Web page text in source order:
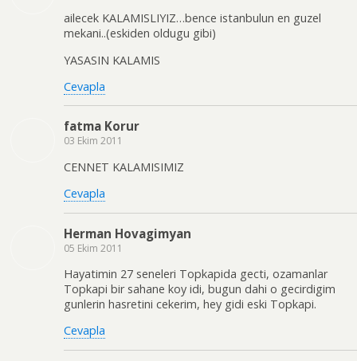
ailecek KALAMISLIYIZ…bence istanbulun en guzel
mekani..(eskiden oldugu gibi)
YASASIN KALAMIS
Cevapla
fatma Korur
03 Ekim 2011
CENNET KALAMISIMIZ
Cevapla
Herman Hovagimyan
05 Ekim 2011
Hayatimin 27 seneleri Topkapida gecti, ozamanlar
Topkapi bir sahane koy idi, bugun dahi o gecirdigim
gunlerin hasretini cekerim, hey gidi eski Topkapi.
Cevapla